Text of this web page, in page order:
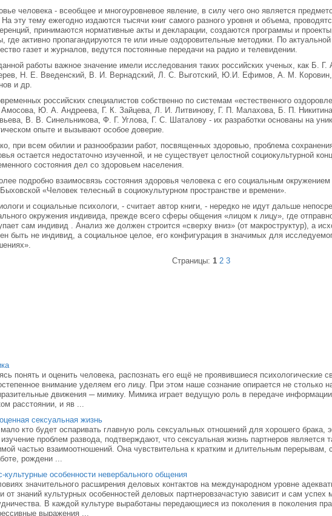
человека - всеобщее и многоуровневое явление, в силу чего оно является
На эту тему ежегодно издаются тысячи книг самого разного уровня и объема,
принимаются нормативные акты и декларации, создаются программы и
где активно пропагандируются те или иные оздоровительные методики. По
газет и журналов, ведутся постоянные передачи на радио и телевидении.
работы важное значение имели исследования таких российских ученых, как Б.
Н. Е. Введенский, В. И. Вернадский, Л. С. Выготский, Ю.И. Ефимов, A. M.
и др.
российских специалистов собственно по системам «естественного
Ю. А. Андреева, Г. К. Зайцева, Л. И. Литвинову, Г. П. Малахова, Б. П.
В. В. Синельникова, Ф. Г. Углова, Г. С. Шаталову - их разработки основаны на
опыте и вызывают особое доверие.
при всем обилии и разнообразии работ, посвященных здоровью, проблема
остается недостаточно изученной, и не существует целостной социокультурной
состояния дел со здоровьем населения.
подробно взаимосвязь состояния здоровья человека с его социальным окружением
«Человек телесный в социокультурном пространстве и времени».
и социальные психологи, - считает автор книги, - нередко не идут дальше
окружения индивида, прежде всего сферы общения «лицом к лицу», где
сам индивид . Анализ же должен строится «сверху вниз» (от макроструктур), а
быть не индивид, а социальное целое, его конфигурация в значимых для
Страницы: 1 2 3
понять и оценить человека, распознать его ещё не проявившиеся психологические
внимание уделяем его лицу. При этом наше сознание опирается не столько
движения ─ мимику. Мимика играет ведущую роль в передаче
расстоянии, и яв ...
сексуальная жизнь
кто будет оспаривать главную роль сексуальных отношений для хорошего брака,
изучение проблем развода, подтверждают, что сексуальная жизнь партнеров является
частью взаимоотношений. Она чувствительна к кратким и длительным перерывам,
рождени ...
культурные особенности невербального общения
значительного расширения деловых контактов на международном уровне
от знаний культурных особенностей деловых партнеровзачастую зависит и сам успех
В каждой культуре выработаны передающиеся из поколения в поколения
выражения ...